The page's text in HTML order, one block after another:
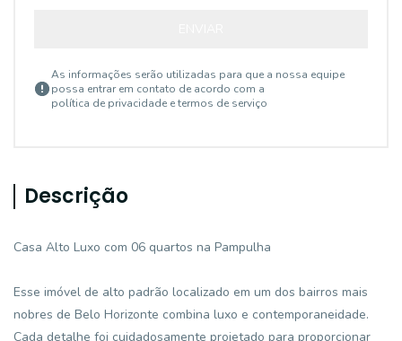
As informações serão utilizadas para que a nossa equipe
possa entrar em contato de acordo com a
política de privacidade e termos de serviço
Descrição
Casa Alto Luxo com 06 quartos na Pampulha
Esse imóvel de alto padrão localizado em um dos bairros mais
nobres de Belo Horizonte combina luxo e contemporaneidade.
Cada detalhe foi cuidadosamente projetado para proporcionar